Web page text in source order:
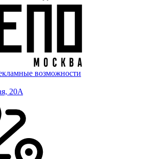
возможности
20A